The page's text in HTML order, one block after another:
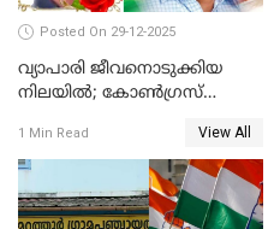
Posted On 29-12-2025
വ്യാപാരി ജീവനൊടുക്കിയ
നിലയില്‍; കോണ്‍ഗ്രസ്
മാനസികപീഡനമെന്ന് കുറിപ്പ്
1 Min Read View All